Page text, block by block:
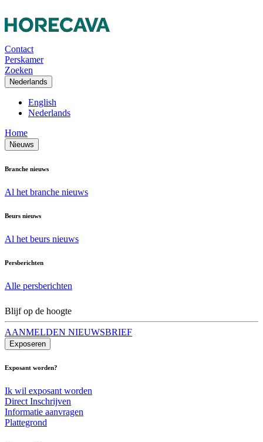
Contact
Perskamer
Zoeken
Nederlands
English
Nederlands
Home
Nieuws
Branche nieuws
Al het branche nieuws
Beurs nieuws
Al het beurs nieuws
Persberichten
Alle persberichten
Blijf op de hoogte
AANMELDEN NIEUWSBRIEF
Exposeren
Exposant worden?
Ik wil exposant worden
Direct Inschrijven
Informatie aanvragen
Plattegrond